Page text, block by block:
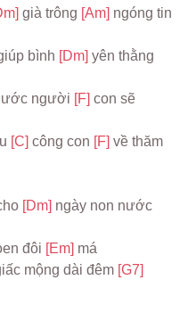
già trông [Am]
bình [Dm] yên thằng
ước người [F] con sẽ
[C] công con [F]
[Dm] ngày non nước
đôi [Em] má
mộng dài đêm